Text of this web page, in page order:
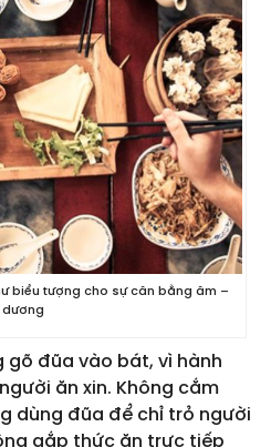
biểu tượng cho sự cân bằng âm –
dương
gõ đũa vào bát, vì hành
ăn xin. Không cắm
dùng đũa để chỉ trỏ người
gắp thức ăn trực tiếp